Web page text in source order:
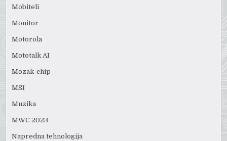
Mobiteli
Monitor
Motorola
Mototalk AI
Mozak-chip
MSI
Muzika
MWC 2023
Napredna tehnologija